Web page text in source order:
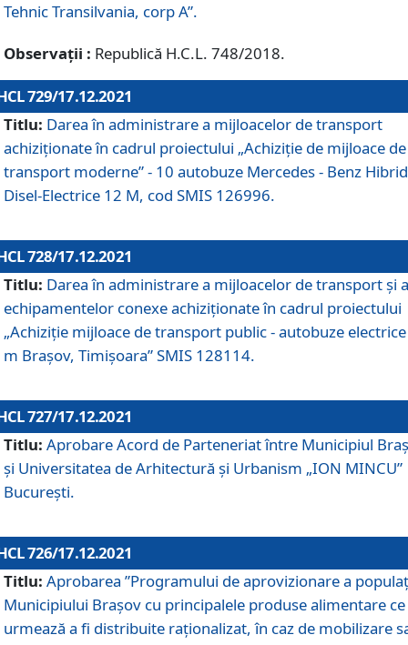
Tehnic Transilvania, corp A”.
Observații : Republică H.C.L. 748/2018.
729/17.12.2021
Titlu: Darea în administrare a mijloacelor de transport
achiziționate în cadrul proiectului „Achiziţie de mijloace de
transport moderne” - 10 autobuze Mercedes - Benz Hibrid
Disel-Electrice 12 M, cod SMIS 126996.
728/17.12.2021
Titlu: Darea în administrare a mijloacelor de transport și a
echipamentelor conexe achiziționate în cadrul proiectului
„Achiziție mijloace de transport public - autobuze
m Brașov, Timișoara” SMIS 128114.
727/17.12.2021
Titlu: Aprobare Acord de Parteneriat între Municipiul
și Universitatea de Arhitectură și Urbanism „ION MINCU”
București.
726/17.12.2021
Titlu: Aprobarea ”Programului de aprovizionare a
Municipiului Braşov cu principalele produse alimentare ce
urmează a fi distribuite raționalizat, în caz de mobilizare